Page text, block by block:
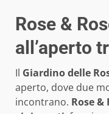
Rose &
all’aperto
Il Giardino delle
aperto, dove due
incontrano. Rose &